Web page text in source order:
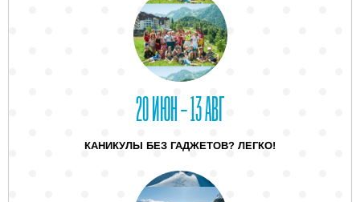
20 ИЮН – 13 АВГ
КАНИКУЛЫ БЕЗ ГАДЖЕТОВ? ЛЕГКО!